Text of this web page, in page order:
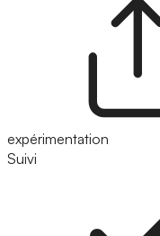
expérimentation
Suivi